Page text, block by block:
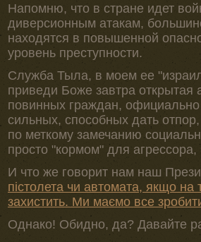
Напомню, что в стране идет
диверсионным атакам,
находятся в повышенной
уровень преступности.
Служба Тыла, в моем ее
приведи Боже завтра
повинных граждан,
сильных, способных дать
по меткому замечанию
просто "кормом" для
И что же говорит нам наш
пістолета чи автомата, якщо
захистить. Ми маємо все
Однако! Обидно, да? Давайте